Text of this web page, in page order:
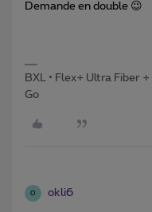
Demande en double 😉
BXL • Flex+ Ultra Fiber
Go
O okli6